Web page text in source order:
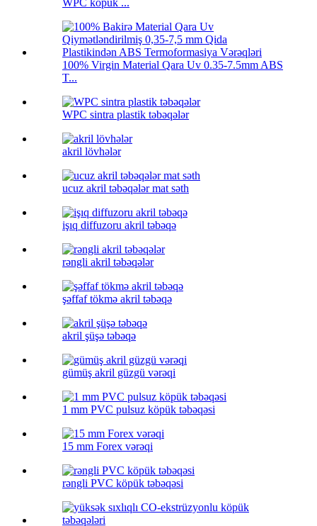
WPC köpük ...
100% Virgin Material Qara Uv 0.35-7.5mm ABS
T...
WPC sintra plastik təbəqələr
akril lövhələr
ucuz akril təbəqələr mat səth
işıq diffuzoru akril təbəqə
rəngli akril təbəqələr
şəffaf tökmə akril təbəqə
akril şüşə təbəqə
gümüş akril güzgü vərəqi
1 mm PVC pulsuz köpük təbəqəsi
15 mm Forex vərəqi
rəngli PVC köpük təbəqəsi